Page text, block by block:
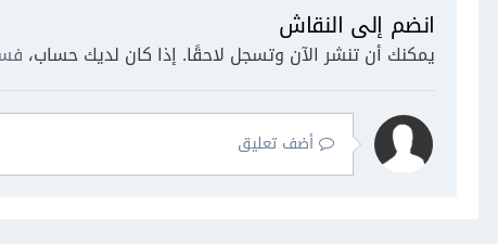
انضم إلى النقاش
يمكنك أن تنشر الآن وتسجل لاحقًا. إذا كان لديك حساب،
أضف تعليق